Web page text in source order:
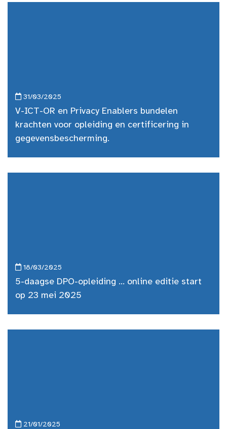
31/03/2025
V-ICT-OR en Privacy Enablers bundelen
krachten voor opleiding en certificering in
gegevensbescherming.
18/03/2025
5-daagse DPO-opleiding ... online editie start
op 23 mei 2025
21/01/2025